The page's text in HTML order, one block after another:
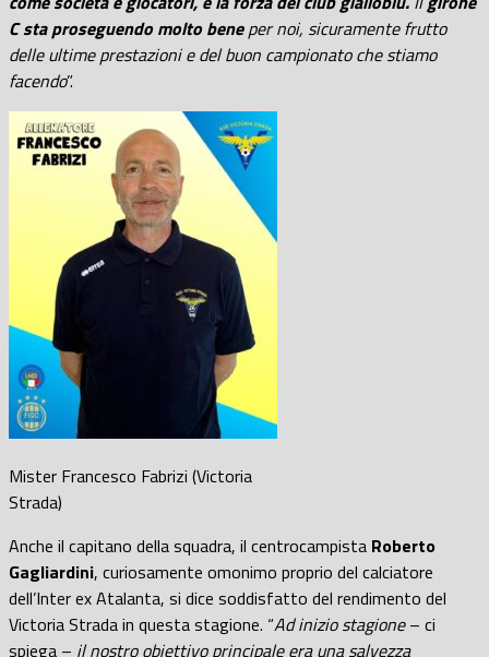
C sta proseguendo molto beneper noi, sicuramente frutto
delle ultime prestazioni e del buon campionato che stiamo
facendo”.
Mister Francesco Fabrizi (Victoria
Strada)
Anche il capitano della squadra, il centrocampista Roberto
Gagliardini, curiosamente omonimo proprio del calciatore
dell’Inter ex Atalanta, si dice soddisfatto del rendimento del
Victoria Strada in questa stagione. “Ad inizio stagione– ci
spiega – il nostro obiettivo principale era una salvezza